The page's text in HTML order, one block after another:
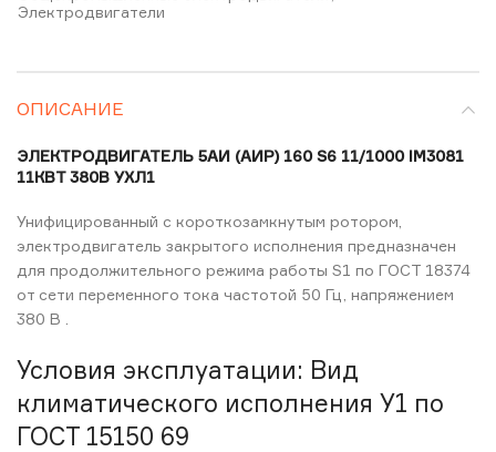
Электродвигатели
ОПИСАНИЕ
ЭЛЕКТРОДВИГАТЕЛЬ 5АИ (АИР) 160 S6 11/1000 IM3081
11КВТ 380В УХЛ1
Унифицированный с короткозамкнутым ротором,
электродвигатель закрытого исполнения предназначен
для продолжительного режима работы S1 по ГОСТ 18374
от сети переменного тока частотой 50 Гц, напряжением
380 В .
Условия эксплуатации: Вид
климатического исполнения У1 по
ГОСТ 15150 69